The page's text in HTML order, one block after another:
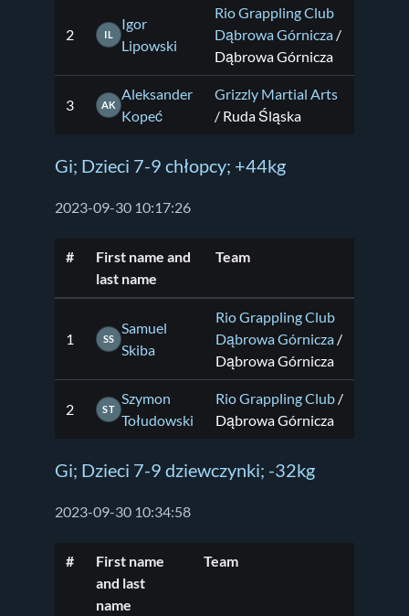
2 IL
Igor
Lipowski
Rio Grappling Club
Dąbrowa Górnicza /
Dąbrowa Górnicza
3 AK
Aleksander
Kopeć
Grizzly Martial Arts
/ Ruda Śląska
Gi; Dzieci 7-9 chłopcy; +44kg
2023-09-30 10:17:26
#
First name and
last name
Team
1 SS
Samuel
Skiba
Rio Grappling Club
Dąbrowa Górnicza /
Dąbrowa Górnicza
2 ST
Szymon
Tołudowski
Rio Grappling Club /
Dąbrowa Górnicza
Gi; Dzieci 7-9 dziewczynki; -32kg
2023-09-30 10:34:58
#
First name
and last
name
Team